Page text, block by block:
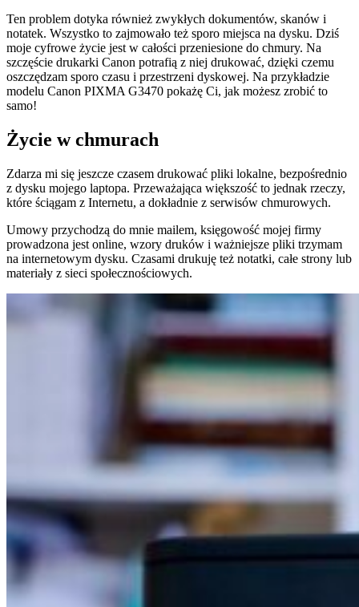
Ten problem dotyka również zwykłych dokumentów, skanów i
notatek. Wszystko to zajmowało też sporo miejsca na dysku. Dziś
moje cyfrowe życie jest w całości przeniesione do chmury. Na
szczęście drukarki Canon potrafią z niej drukować, dzięki czemu
oszczędzam sporo czasu i przestrzeni dyskowej. Na przykładzie
modelu Canon PIXMA G3470 pokażę Ci, jak możesz zrobić to
samo!
Życie w chmurach
Zdarza mi się jeszcze czasem drukować pliki lokalne, bezpośrednio
z dysku mojego laptopa. Przeważająca większość to jednak rzeczy,
które ściągam z Internetu, a dokładnie z serwisów chmurowych.
Umowy przychodzą do mnie mailem, księgowość mojej firmy
prowadzona jest online, wzory druków i ważniejsze pliki trzymam
na internetowym dysku. Czasami drukuję też notatki, całe strony lub
materiały z sieci społecznościowych.